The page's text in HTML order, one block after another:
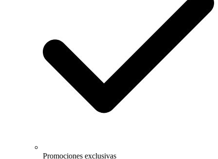
Promociones exclusivas